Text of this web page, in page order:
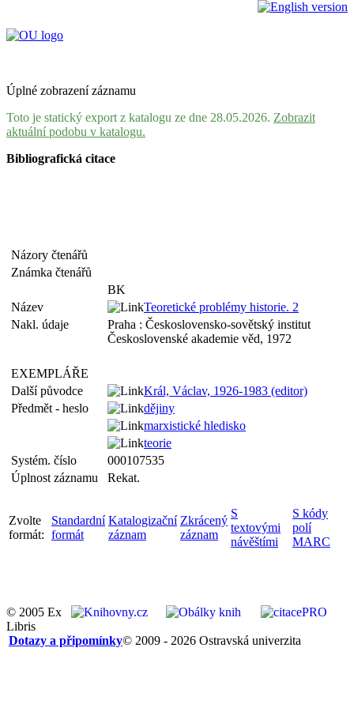
Úplné zobrazení záznamu
Toto je statický export z katalogu ze dne 28.05.2026. Zobrazit
aktuální podobu v katalogu.
Bibliografická citace
Názory čtenářů
Známka čtenářů
BK
Název
Teoretické problémy historie. 2
Nakl. údaje
Praha : Československo-sovětský institut
Československé akademie věd, 1972
EXEMPLÁŘE
Další původce
Král, Václav, 1926-1983 (editor)
Předmět - heslo
dějiny
marxistické hledisko
teorie
Systém. číslo
000107535
Úplnost záznamu
Rekat.
Zvolte
formát:
Standardní
formát
Katalogizační
záznam
Zkrácený
záznam
S
textovými
návěštími
S kódy
polí
MARC
© 2005 Ex
Libris
© 2009 - 2026 Ostravská univerzita
Dotazy a připomínky